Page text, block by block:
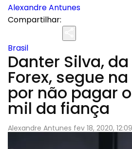
Alexandre Antunes
Compartilhar:
Brasil
Danter Silva,
Forex, segue
por não pagar
mil da fiança
Alexandre Antunes fev 18, 2020,